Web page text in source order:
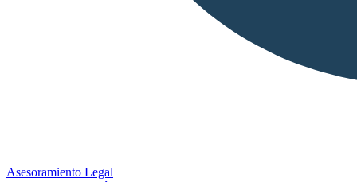
Asesoramiento Legal